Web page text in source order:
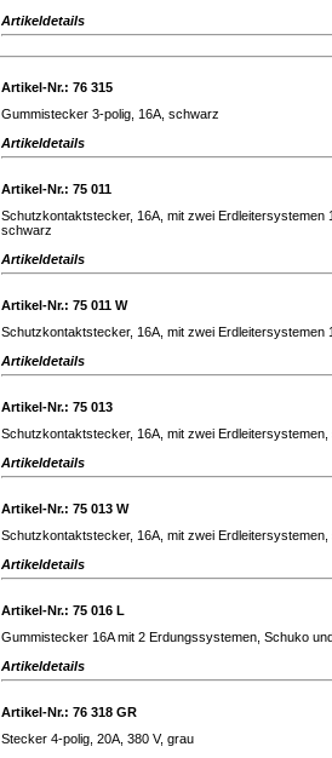
Artikeldetails
Artikel-Nr.: 76 315
Gummistecker 3-polig, 16A, schwarz
Artikeldetails
Artikel-Nr.: 75 011
Schutzkontaktstecker, 16A, mit zwei Erdleitersystemen
schwarz
Artikeldetails
Artikel-Nr.: 75 011 W
Schutzkontaktstecker, 16A, mit zwei Erdleitersystemen
Artikeldetails
Artikel-Nr.: 75 013
Schutzkontaktstecker, 16A, mit zwei
Artikeldetails
Artikel-Nr.: 75 013 W
Schutzkontaktstecker, 16A, mit zwei
Artikeldetails
Artikel-Nr.: 75 016 L
Gummistecker 16A mit 2 Erdungssystemen, Schuko
Artikeldetails
Artikel-Nr.: 76 318 GR
Stecker 4-polig, 20A, 380 V, grau